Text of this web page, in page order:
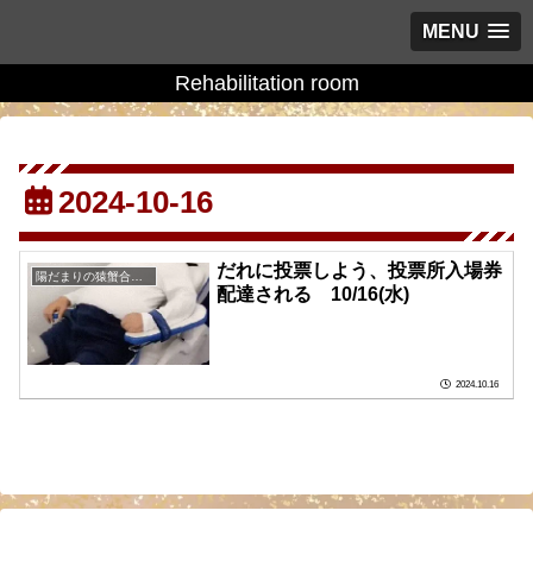
MENU
Rehabilitation room
2024-10-16
だれに投票しよう、投票所入場券
配達される 10/16(水)
2024.10.16